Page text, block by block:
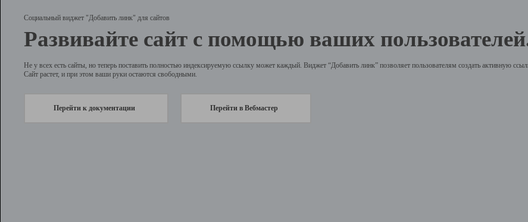
Социальный виджет "Добавить линк" для сайтов
Развивайте сайт с помощью ваших
Не у всех есть сайты, но теперь поставить полностью индексируемую ссылку может каждый. Виджет “Добавить линк” позволяет пользователям создать активную
Сайт растет, и при этом ваши руки остаются свободными.
Перейти к документации Перейти в Вебмастер